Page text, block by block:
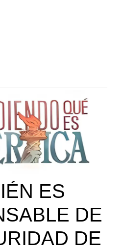
ES
DE
DE